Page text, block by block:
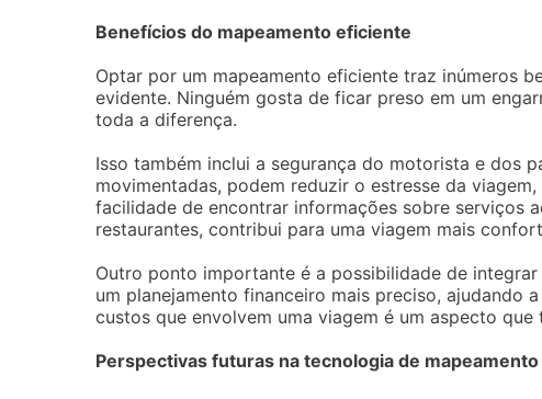
Benefícios do mapeamento eficiente
Optar por um mapeamento eficiente traz inúmeros
evidente. Ninguém gosta de ficar preso em um
toda a diferença.
Isso também inclui a segurança do motorista e dos
movimentadas, podem reduzir o estresse da
facilidade de encontrar informações sobre serviços
restaurantes, contribui para uma viagem mais
Outro ponto importante é a possibilidade de
um planejamento financeiro mais preciso, ajudando
custos que envolvem uma viagem é um aspecto
Perspectivas futuras na tecnologia de mapeamento